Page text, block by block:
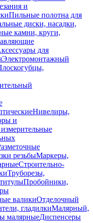
и
Пильные полотна для
диски, насадки,
камни, круги,
для
Электромонтажный
Нивелиры,
и
резьбыМаркеры,
Строительно-
Труборезы,
Пробойники,
валикиОтделочный
гладилкиМалярный,
малярныеДиспенсеры